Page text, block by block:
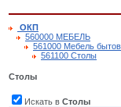
ОКП
560000 МЕБЕЛЬ
561000 Мебель
561100 Столы
Столы
Искать в Столы